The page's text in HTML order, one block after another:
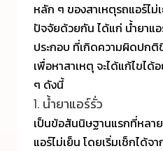
หลัก ๆ ของสาเหตุรถแอร์ไม่
ปัจจัยด้วยกัน ได้แก่ น้ำยาแ
ประกอบ ที่เกิดความผิดปกติ
เพื่อหาสาเหตุ จะได้แก้ไขไ
ๆ ดังนี้
1. น้ำยาแอร์รั่ว
เป็นข้อสันนิษฐานแรกที่หลา
แอร์ไม่เย็น โดยเริ่มเช็กได้